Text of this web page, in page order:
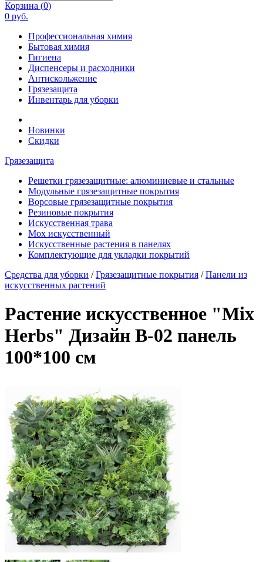
Корзина (0)
0 руб.
Профессиональная химия
Бытовая химия
Гигиена
Диспенсеры и расходники
Антискольжение
Грязезащита
Инвентарь для уборки
Новинки
Скидки
Грязезащита
Решетки грязезащитные: алюминиевые и стальные
Модульные грязезащитные покрытия
Ворсовые грязезащитные покрытия
Резиновые покрытия
Искусственная трава
Мох искусственный
Искусственные растения в панелях
Комплектующие для укладки покрытий
Средства для уборки /Грязезащитные покрытия /Панели из
искусственных растений
Растение искусственное "Mix
Herbs" Дизайн B-02 панель
100*100 см